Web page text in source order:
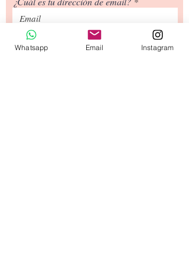
¿Cuál es tu número de teléfono?
Whatsapp Email Instagram